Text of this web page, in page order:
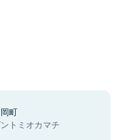
町
トミオカマチ